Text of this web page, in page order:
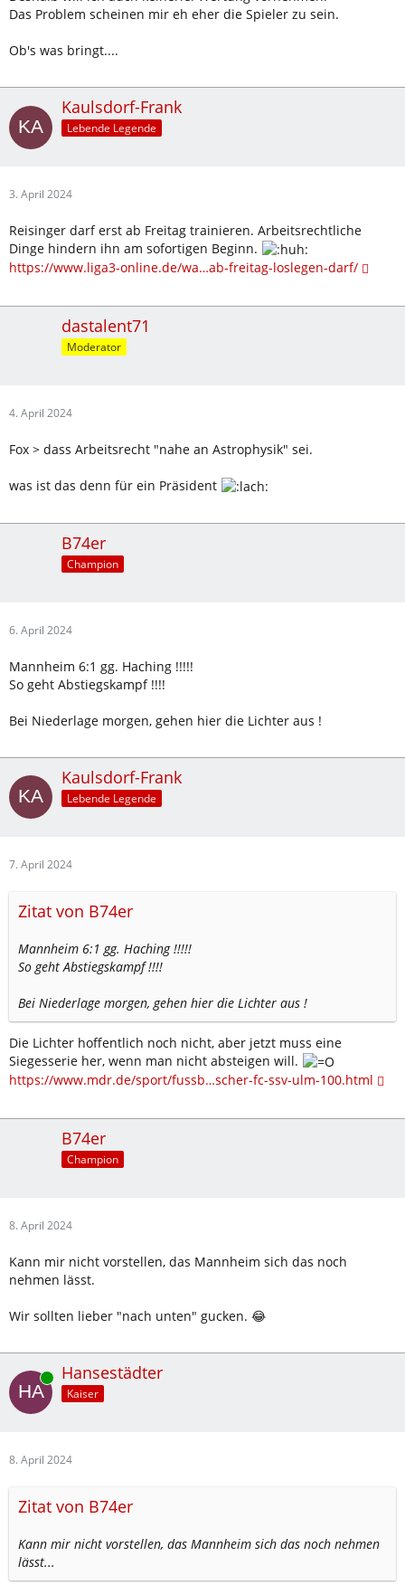
Das Problem scheinen mir eh eher die Spieler zu sein.
Ob's was bringt....
Kaulsdorf-Frank
Lebende Legende
3. April 2024
Reisinger darf erst ab Freitag trainieren. Arbeitsrechtliche
Dinge hindern ihn am sofortigen Beginn.
https://www.liga3-online.de/wa…ab-freitag-loslegen-darf/
dastalent71
Moderator
4. April 2024
Fox > dass Arbeitsrecht "nahe an Astrophysik" sei.
was ist das denn für ein Präsident
B74er
Champion
6. April 2024
Mannheim 6:1 gg. Haching !!!!!
So geht Abstiegskampf !!!!
Bei Niederlage morgen, gehen hier die Lichter aus !
Kaulsdorf-Frank
Lebende Legende
7. April 2024
Zitat von B74er
Mannheim 6:1 gg. Haching !!!!!
So geht Abstiegskampf !!!!
Bei Niederlage morgen, gehen hier die Lichter aus !
Die Lichter hoffentlich noch nicht, aber jetzt muss eine
Siegesserie her, wenn man nicht absteigen will.
https://www.mdr.de/sport/fussb…scher-fc-ssv-ulm-100.html
B74er
Champion
8. April 2024
Kann mir nicht vorstellen, das Mannheim sich das noch
nehmen lässt.
Wir sollten lieber "nach unten" gucken. 😂
Online Hansestädter
Kaiser
8. April 2024
Zitat von B74er
Kann mir nicht vorstellen, das Mannheim sich das noch nehmen
lässt...